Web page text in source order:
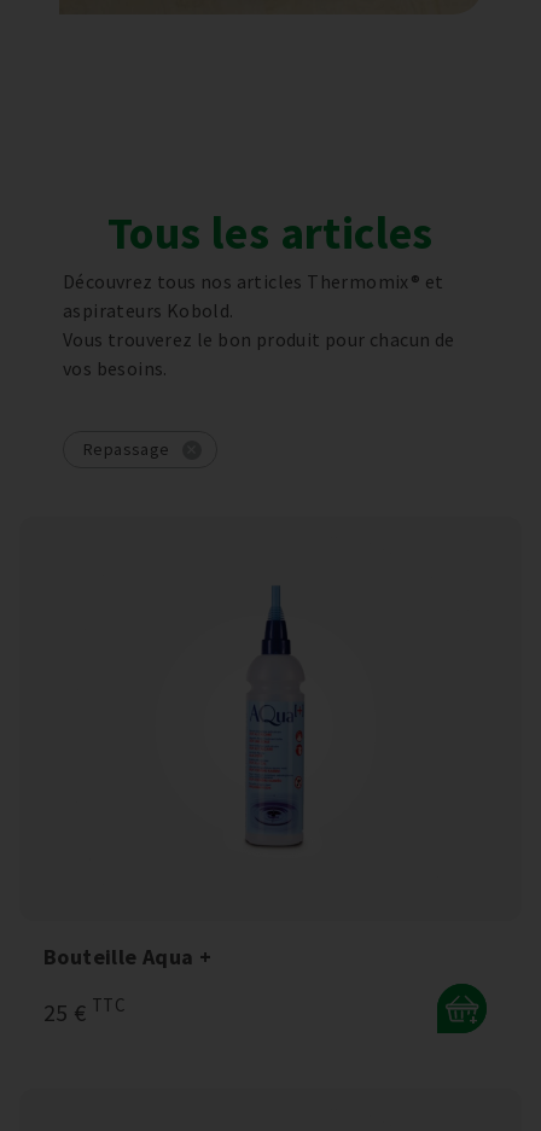
Tous les articles
Découvrez tous nos articles Thermomix® et
aspirateurs Kobold.
Vous trouverez le bon produit pour chacun de
vos besoins.
Repassage
Bouteille Aqua +
25 € TTC
+